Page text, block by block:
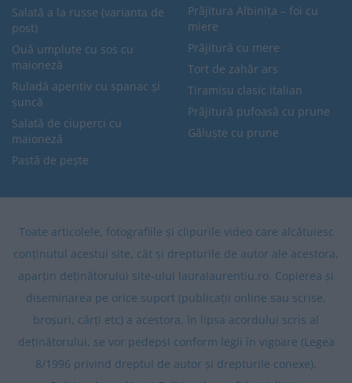
Salată a la russe (varianta de
post)
Ouă umplute cu sos cu
maioneză
Ruladă aperitiv cu spanac și
șuncă
Salată de ciuperci cu
maioneză
Pastă de pește
Prăjitura Albinița – foi cu
miere
Prăjitură cu mere
Tort de zahăr ars
Tiramisu clasic italian
Prăjitură pufoasă cu prune
Găluște cu prune
Toate articolele, fotografiile și clipurile video care alcătuiesc
conținutul acestui site, cât și drepturile de autor ale acestora,
aparțin deținătorului site-ului lauralaurentiu.ro. Copierea și
diseminarea pe orice suport (publicații online sau scrise,
broșuri, cărți etc) a acestora, în lipsa acordului scris al
deținătorului, se vor pedepsi conform legii în vigoare (Legea
8/1996 privind dreptul de autor și drepturile conexe).